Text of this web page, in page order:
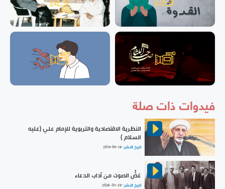
فيدوات ذات صلة
النظرية الاقتصادية والتربوية للإمام علي (عليه
السلام )
تاريخ النشر :2019-09-18
غضُّ الصوت من آداب الدعاء
تاريخ النشر :2024-01-29